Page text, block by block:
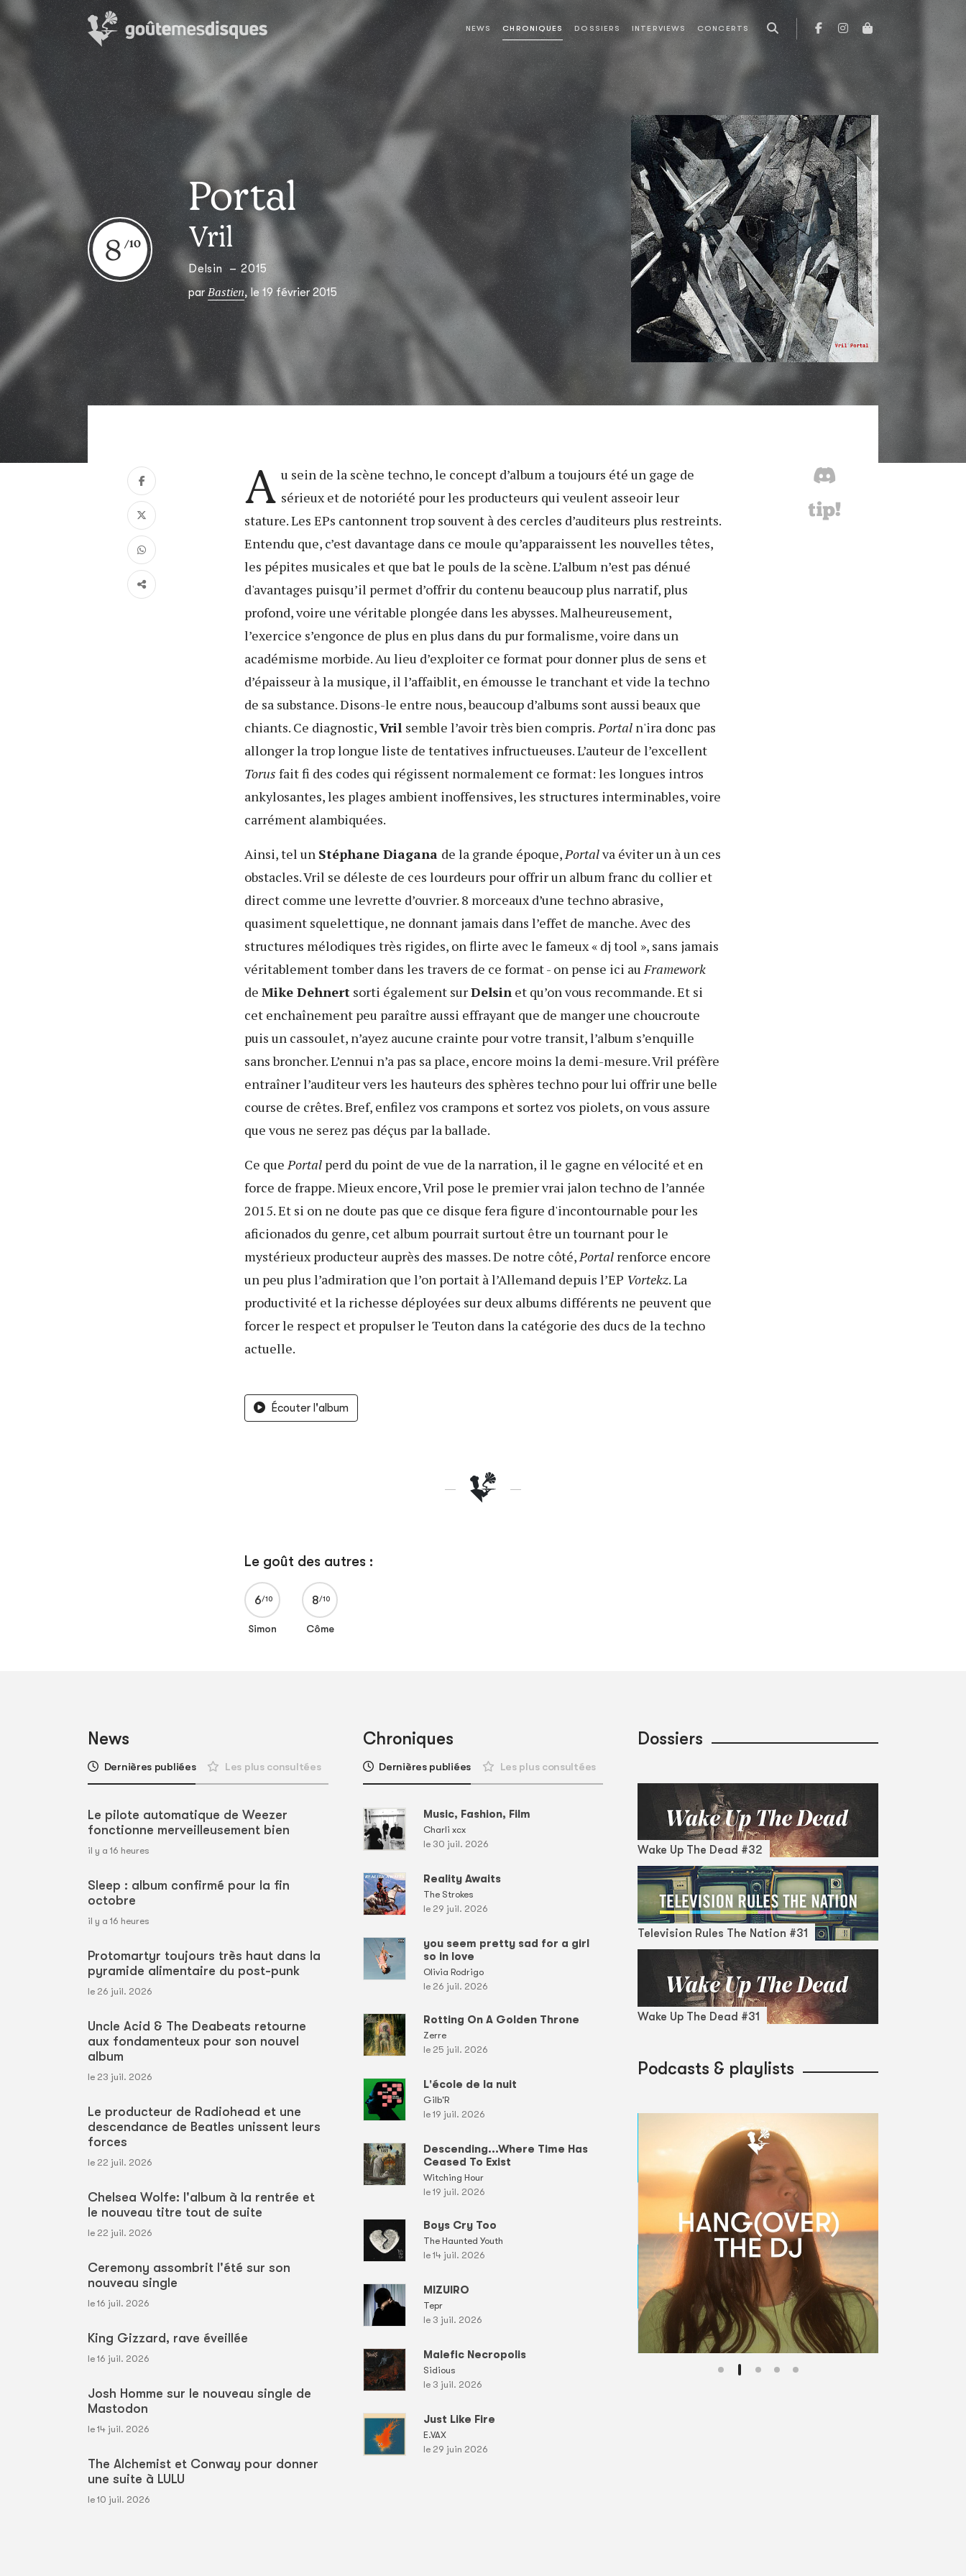
NEWS CHRONIQUES DOSSIERS INTERVIEWS CONCERTS
Portal
Vril
Delsin – 2015
parBastien, le 19 février 2015
8
A u sein de la scène techno, le concept d’album a toujours été un gage de
sérieux et de notoriété pour les producteurs qui veulent asseoir leur
stature. Les EPs cantonnent trop souvent à des cercles d’auditeurs plus restreints.
Entendu que, c’est davantage dans ce moule qu’apparaissent les nouvelles têtes,
les pépites musicales et que bat le pouls de la scène. L’album n’est pas dénué
d'avantages puisqu’il permet d’offrir du contenu beaucoup plus narratif, plus
profond, voire une véritable plongée dans les abysses. Malheureusement,
l’exercice s’engonce de plus en plus dans du pur formalisme, voire dans un
académisme morbide. Au lieu d’exploiter ce format pour donner plus de sens et
d’épaisseur à la musique, il l’affaiblit, en émousse le tranchant et vide la techno
de sa substance. Disons-le entre nous, beaucoup d’albums sont aussi beaux que
chiants. Ce diagnostic,Vril semble l’avoir très bien compris. Portal n'ira donc pas
allonger la trop longue liste de tentatives infructueuses. L’auteur de l’excellent
Torus fait fi des codes qui régissent normalement ce format: les longues intros
ankylosantes, les plages ambient inoffensives, les structures interminables, voire
carrément alambiquées.
Ainsi, tel un Stéphane Diagana de la grande époque, Portalva éviter un à un ces
obstacles. Vril se déleste de ces lourdeurs pour offrir un album franc du collier et
direct comme une levrette d’ouvrier. 8 morceaux d’une techno abrasive,
quasiment squelettique, ne donnant jamais dans l’effet de manche. Avec des
structures mélodiques très rigides, on flirte avec le fameux « dj tool », sans jamais
véritablement tomber dans les travers de ce format - on pense ici au Framework
de Mike Dehnert sorti également surDelsin et qu’on vous recommande. Et si
cet enchaînement peu paraître aussi effrayant que de manger une choucroute
puis un cassoulet, n’ayez aucune crainte pour votre transit, l’album s’enquille
sans broncher. L’ennui n’a pas sa place, encore moins la demi-mesure. Vril préfère
entraîner l’auditeur vers les hauteurs des sphères techno pour lui offrir une belle
course de crêtes. Bref, enfilez vos crampons et sortez vos piolets, on vous assure
que vous ne serez pas déçus par la ballade.
Ce que Portal perd du point de vue de la narration, il le gagne en vélocité et en
force de frappe. Mieux encore, Vril pose le premier vrai jalon techno de l’année
2015. Et si on ne doute pas que ce disque fera figure d'incontournable pour les
aficionados du genre, cet album pourrait surtout être un tournant pour le
mystérieux producteur auprès des masses. De notre côté, Portal renforce encore
un peu plus l’admiration que l’on portait à l’Allemand depuis l’EP Vortekz. La
productivité et la richesse déployées sur deux albums différents ne peuvent que
forcer le respect et propulser le Teuton dans la catégorie des ducs de la techno
actuelle.
Écouter l'album
Le goût des autres :
6
Simon
8
Côme
News
Dernières publiées Les plus consultées
Le pilote automatique de Weezer
fonctionne merveilleusement bien
il y a 16 heures
Sleep : album confirmé pour la fin
octobre
il y a 16 heures
Protomartyr toujours très haut dans la
pyramide alimentaire du post-punk
le 26 juil. 2026
Uncle Acid & The Deabeats retourne
aux fondamenteux pour son nouvel
album
le 23 juil. 2026
Le producteur de Radiohead et une
descendance de Beatles unissent leurs
forces
le 22 juil. 2026
Chelsea Wolfe: l'album à la rentrée et
le nouveau titre tout de suite
le 22 juil. 2026
Ceremony assombrit l'été sur son
nouveau single
le 16 juil. 2026
King Gizzard, rave éveillée
le 16 juil. 2026
Josh Homme sur le nouveau single de
Mastodon
le 14 juil. 2026
The Alchemist et Conway pour donner
une suite à LULU
le 10 juil. 2026
Chroniques
Dernières publiées Les plus consultées
Music, Fashion, Film
Charli xcx
le 30 juil. 2026
Reality Awaits
The Strokes
le 29 juil. 2026
you seem pretty sad for a girl
so in love
Olivia Rodrigo
le 26 juil. 2026
Rotting On A Golden Throne
Zerre
le 25 juil. 2026
L'école de la nuit
Gilb'R
le 19 juil. 2026
Descending...Where Time Has
Ceased To Exist
Witching Hour
le 19 juil. 2026
Boys Cry Too
The Haunted Youth
le 14 juil. 2026
MIZUIRO
Tepr
le 3 juil. 2026
Malefic Necropolis
Sidious
le 3 juil. 2026
Just Like Fire
E.VAX
le 29 juin 2026
Dossiers
Wake Up The Dead #32
Television Rules The Nation #31
Wake Up The Dead #31
Podcasts & playlists